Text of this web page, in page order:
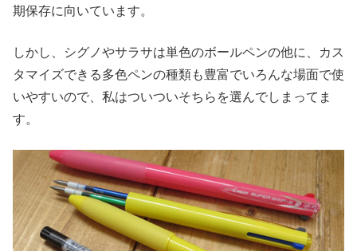
期保存に向いています。
しかし、シグノやサラサは単色のボールペンの他に、カス
タマイズできる多色ペンの種類も豊富でいろんな場面で使
いやすいので、私はついついそちらを選んでしまってま
す。